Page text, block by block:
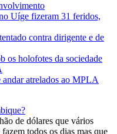
Uíge fizeram 31 feridos,
contra dirigente e de
os holofotes da sociedade
atrelados ao MPLA
de dólares que vários
todos os dias mas que